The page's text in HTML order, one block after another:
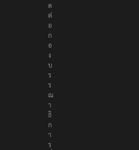
ด
ต่
อ
ก
อ
ง
บ
ร
ร
ณ
า
ธิ
ก
า
ร